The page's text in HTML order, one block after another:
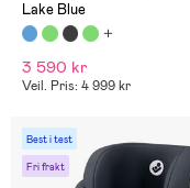
Lake Blue
3 590 kr
Veil. Pris: 4 999 kr
Best i test
Fri frakt